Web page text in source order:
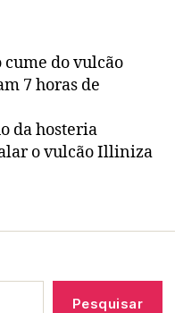
cume do vulcão
7 horas de
da hosteria
o vulcão Illiniza
Pesquisar